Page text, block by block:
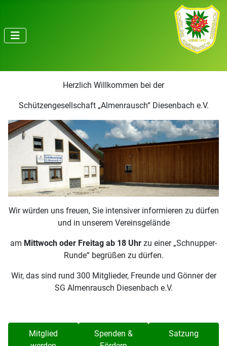
Herzlich Willkommen bei der
Schützengesellschaft „Almenrausch“ Diesenbach e.V.
Wir würden uns freuen, Sie intensiver informieren zu dürfen
und in unserem Vereinsgelände
am Mittwoch oder Freitag ab 18 Uhr zu einer „Schnupper-
Runde“ begrüßen zu dürfen.
Wir, das sind rund 300 Mitglieder, Freunde und Gönner der
SG Almenrausch Diesenbach e.V.
Mitglied
Spenden &
Satzung